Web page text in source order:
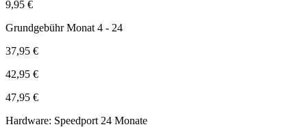
9,95 €
Grundgebühr Monat 4 - 24
37,95 €
42,95 €
47,95 €
Hardware: Speedport 24 Monate